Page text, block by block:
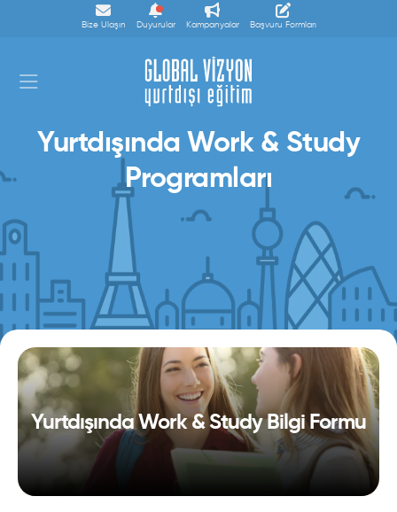
Bize Ulaşın Duyurular Kampanyalar Başvuru Formları
Yurtdışında Work & Study
Programları
Yurtdışında Work & Study Bilgi Formu